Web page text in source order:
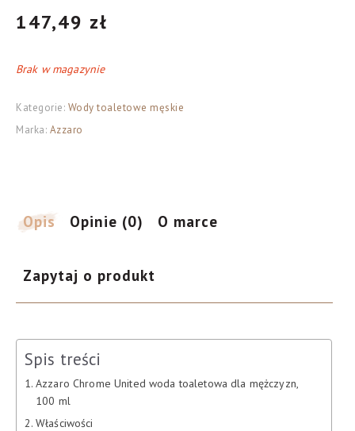
147,49 zł
Brak w magazynie
Kategorie: Wody toaletowe męskie
Marka: Azzaro
Opis Opinie (0) O marce
Zapytaj o produkt
Spis treści
Azzaro Chrome United woda toaletowa dla mężczyzn,
100 ml
Właściwości